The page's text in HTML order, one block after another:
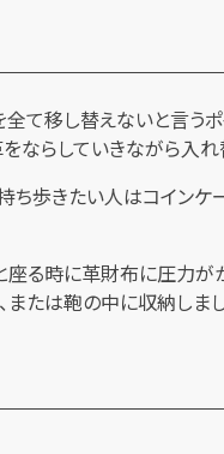
て移し替えないと言
らしていきながら入れ
歩きたい人はコイン
る時に革財布に圧力
たは鞄の中に収納しまし